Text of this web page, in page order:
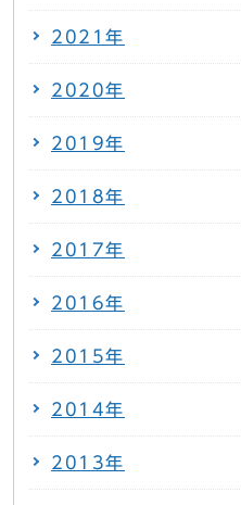
2021年
2020年
2019年
2018年
2017年
2016年
2015年
2014年
2013年